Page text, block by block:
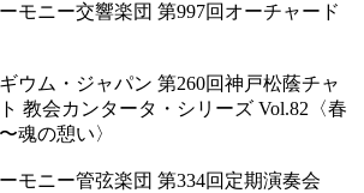
モニー交響楽団 第997回オーチャード
ウム・ジャパン 第260回神戸松蔭チャ
教会カンタータ・シリーズ Vol.82〈春
魂の憩い〉
モニー管弦楽団 第334回定期演奏会